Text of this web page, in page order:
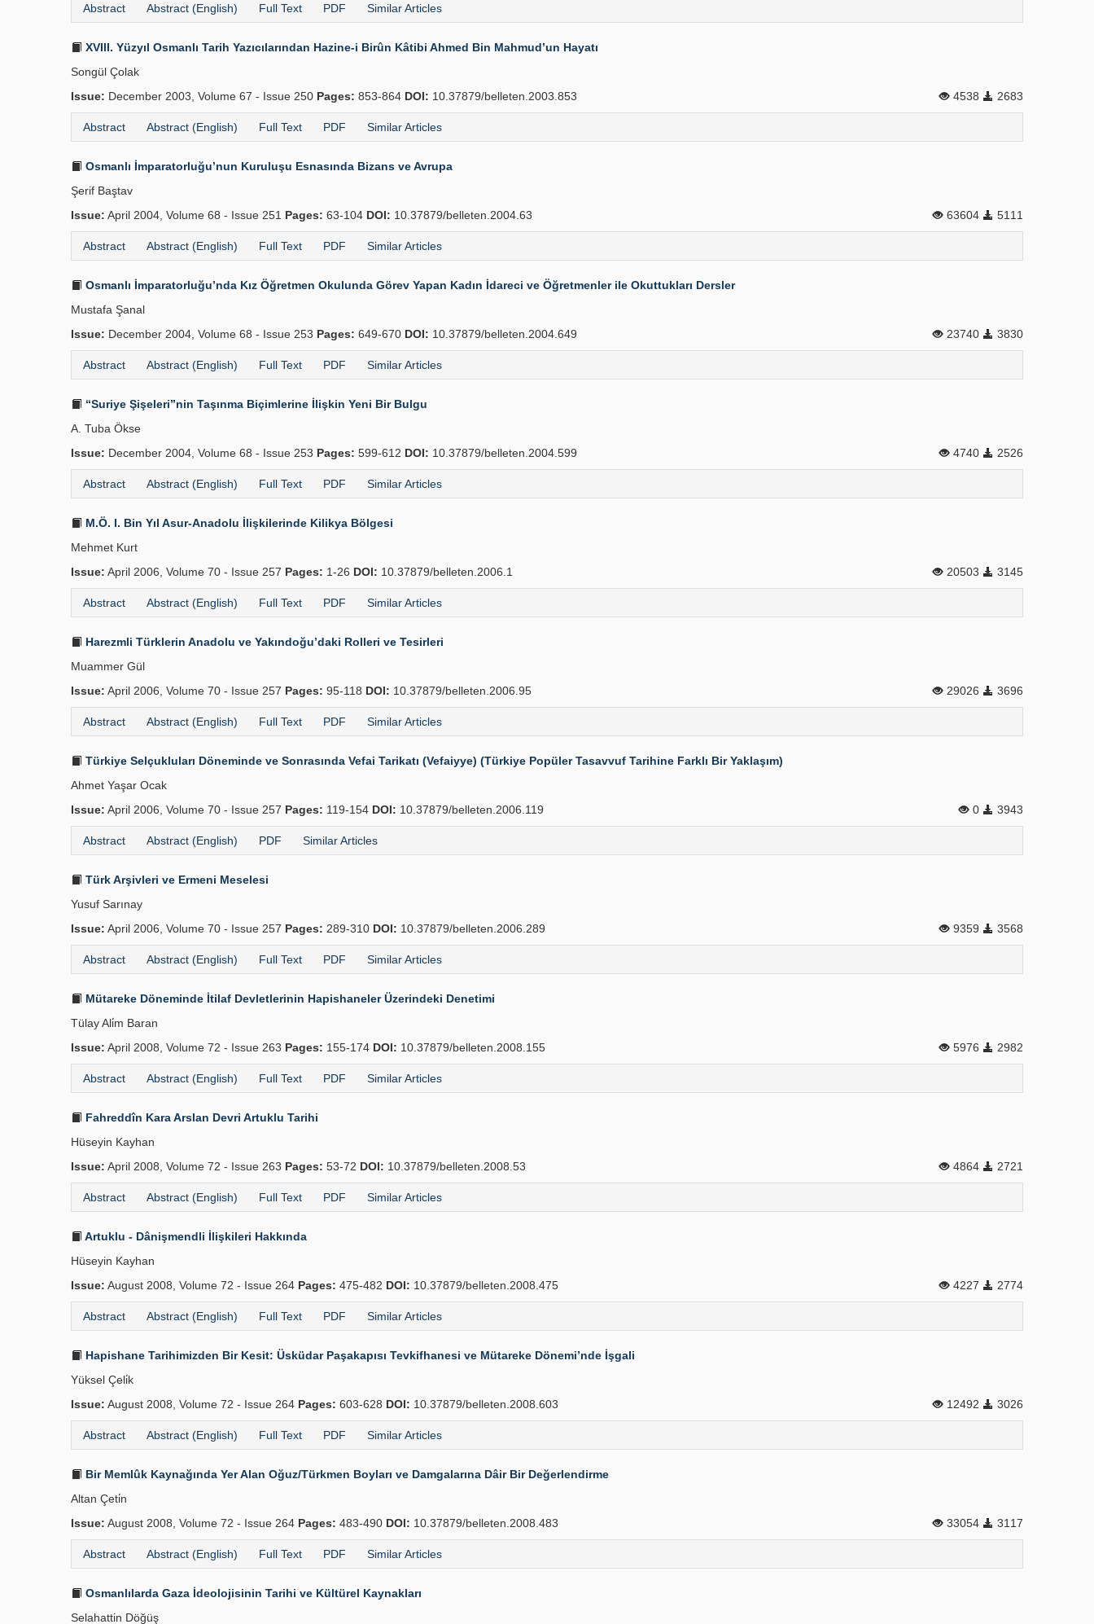
Abstract Abstract (English) Full Text PDF Similar Articles
XVIII. Yüzyıl Osmanlı Tarih Yazıcılarından Hazine-i Birûn Kâtibi Ahmed Bin Mahmud’un Hayatı
Songül Çolak
Issue: December 2003, Volume 67 - Issue 250 Pages: 853-864 DOI: 10.37879/belleten.2003.853 4538 2683
Abstract Abstract (English) Full Text PDF Similar Articles
Osmanlı İmparatorluğu’nun Kuruluşu Esnasında Bizans ve Avrupa
Şerif Baştav
Issue: April 2004, Volume 68 - Issue 251 Pages: 63-104 DOI: 10.37879/belleten.2004.63 63604 5111
Abstract Abstract (English) Full Text PDF Similar Articles
Osmanlı İmparatorluğu’nda Kız Öğretmen Okulunda Görev Yapan Kadın İdareci ve Öğretmenler ile Okuttukları Dersler
Mustafa Şanal
Issue: December 2004, Volume 68 - Issue 253 Pages: 649-670 DOI: 10.37879/belleten.2004.649 23740 3830
Abstract Abstract (English) Full Text PDF Similar Articles
“Suriye Şişeleri”nin Taşınma Biçimlerine İlişkin Yeni Bir Bulgu
A. Tuba Ökse
Issue: December 2004, Volume 68 - Issue 253 Pages: 599-612 DOI: 10.37879/belleten.2004.599 4740 2526
Abstract Abstract (English) Full Text PDF Similar Articles
M.Ö. I. Bin Yıl Asur-Anadolu İlişkilerinde Kilikya Bölgesi
Mehmet Kurt
Issue: April 2006, Volume 70 - Issue 257 Pages: 1-26 DOI: 10.37879/belleten.2006.1 20503 3145
Abstract Abstract (English) Full Text PDF Similar Articles
Harezmli Türklerin Anadolu ve Yakındoğu’daki Rolleri ve Tesirleri
Muammer Gül
Issue: April 2006, Volume 70 - Issue 257 Pages: 95-118 DOI: 10.37879/belleten.2006.95 29026 3696
Abstract Abstract (English) Full Text PDF Similar Articles
Türkiye Selçukluları Döneminde ve Sonrasında Vefai Tarikatı (Vefaiyye) (Türkiye Popüler Tasavvuf Tarihine Farklı Bir Yaklaşım)
Ahmet Yaşar Ocak
Issue: April 2006, Volume 70 - Issue 257 Pages: 119-154 DOI: 10.37879/belleten.2006.119 0 3943
Abstract Abstract (English) PDF Similar Articles
Türk Arşivleri ve Ermeni Meselesi
Yusuf Sarınay
Issue: April 2006, Volume 70 - Issue 257 Pages: 289-310 DOI: 10.37879/belleten.2006.289 9359 3568
Abstract Abstract (English) Full Text PDF Similar Articles
Mütareke Döneminde İtilaf Devletlerinin Hapishaneler Üzerindeki Denetimi
Tülay Ali̇m Baran
Issue: April 2008, Volume 72 - Issue 263 Pages: 155-174 DOI: 10.37879/belleten.2008.155 5976 2982
Abstract Abstract (English) Full Text PDF Similar Articles
Fahreddîn Kara Arslan Devri Artuklu Tarihi
Hüseyin Kayhan
Issue: April 2008, Volume 72 - Issue 263 Pages: 53-72 DOI: 10.37879/belleten.2008.53 4864 2721
Abstract Abstract (English) Full Text PDF Similar Articles
Artuklu - Dânişmendli İlişkileri Hakkında
Hüseyin Kayhan
Issue: August 2008, Volume 72 - Issue 264 Pages: 475-482 DOI: 10.37879/belleten.2008.475 4227 2774
Abstract Abstract (English) Full Text PDF Similar Articles
Hapishane Tarihimizden Bir Kesit: Üsküdar Paşakapısı Tevkifhanesi ve Mütareke Dönemi’nde İşgali
Yüksel Çeli̇k
Issue: August 2008, Volume 72 - Issue 264 Pages: 603-628 DOI: 10.37879/belleten.2008.603 12492 3026
Abstract Abstract (English) Full Text PDF Similar Articles
Bir Memlûk Kaynağında Yer Alan Oğuz/Türkmen Boyları ve Damgalarına Dâir Bir Değerlendirme
Altan Çeti̇n
Issue: August 2008, Volume 72 - Issue 264 Pages: 483-490 DOI: 10.37879/belleten.2008.483 33054 3117
Abstract Abstract (English) Full Text PDF Similar Articles
Osmanlılarda Gaza İdeolojisinin Tarihi ve Kültürel Kaynakları
Selahattin Döğüş